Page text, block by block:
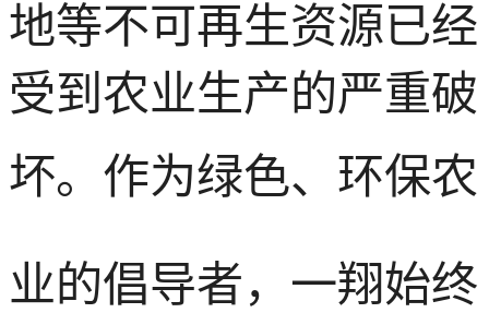
地等不可再生资源已经
受到农业生产的严重破
坏。 作为绿色、环保农
业的倡导者，一翔始终